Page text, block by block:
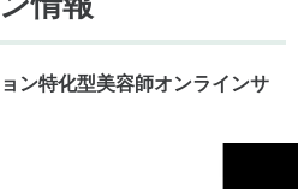
ン特化型美容師オンラインサ